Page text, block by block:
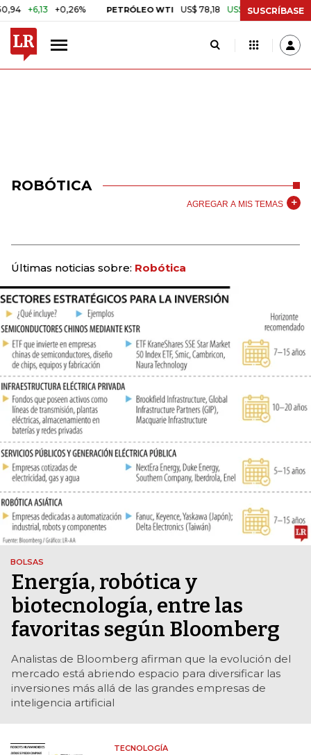
+0,26% PETRÓLEO WTI US$ 78,18 US$ 0,17 +0,22%
SUSCRÍBASE
ROBÓTICA
AGREGAR A MIS TEMAS
Últimas noticias sobre: Robótica
BOLSAS
Energía, robótica y
biotecnología, entre las
favoritas según Bloomberg
Analistas de Bloomberg afirman que la evolución del
mercado está abriendo espacio para diversificar las
inversiones más allá de las grandes empresas de
inteligencia artificial
TECNOLOGÍA